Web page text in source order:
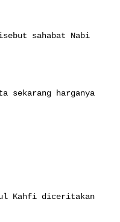
sahabat Nabi
sekarang harganya
Kahfi diceritakan